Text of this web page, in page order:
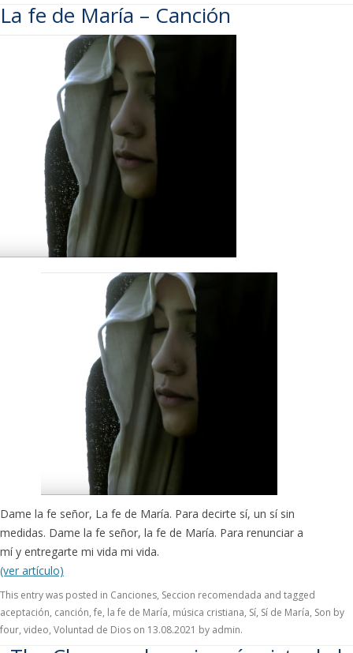
La fe de María – Canción
Dame la fe señor, La fe de María. Para decirte sí, un sí sin
medidas. Dame la fe señor, la fe de María. Para renunciar a
mí y entregarte mi vida mi vida.
(ver artículo)
This entry was posted in Canciones, Seccion recomendada and tagged
aceptación, canción, fe, la fe de María, música cristiana, Sí, Sí de María, Son by
four, video, Voluntad de Dios on 13.08.2021 by admin.